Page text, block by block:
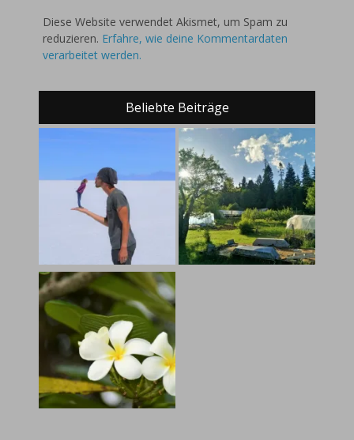
Diese Website verwendet Akismet, um Spam zu
reduzieren. Erfahre, wie deine Kommentardaten
verarbeitet werden.
Beliebte Beiträge